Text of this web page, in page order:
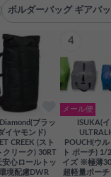
ボルダーバッグ ギアバ
ブラッ
イヤモンド)
CREEK (スト
クリーク) 30RT
心ロールトッ
境配慮DWR
4
メール便
ISUKA(
POUCH(ウ
ト ポーチ)
イズ ※極薄
超軽量ポー